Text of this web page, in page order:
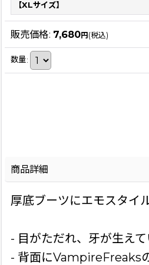
【XLサイズ】
販売価格: 7,680円 (税込)
数量:
商品詳細
厚底ブーツにエモスタイ
- 目がただれ、牙が生え
- 背面にVampireFreaks